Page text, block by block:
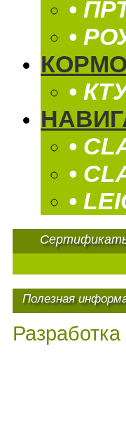
•
•
•
•
•
•
Полезная